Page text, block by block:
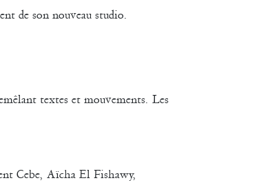
de son nouveau studio.
textes et mouvements. Les
Cebe, Aïcha El Fishawy,